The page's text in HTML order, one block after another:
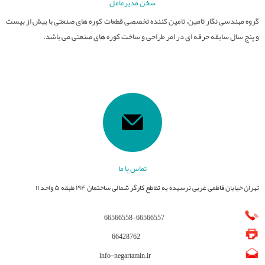
سخن مدیرعامل
گروه مهندسی نگار تامین، تامین کننده تخصصی قطعات کوره های صنعتی با بیش از بیست
و پنج سال سابقه حرفه ای در امر طراحی و ساخت کوره های صنعتی می باشد.
تماس با ما
تهران خیابان فاطمی غربی نرسیده به تقاطع کارگر شمالی ساختمان ۱۹۴ طبقه ۵ واحد ۱۱
66566558-66566557
66428762
info-negartamin.ir